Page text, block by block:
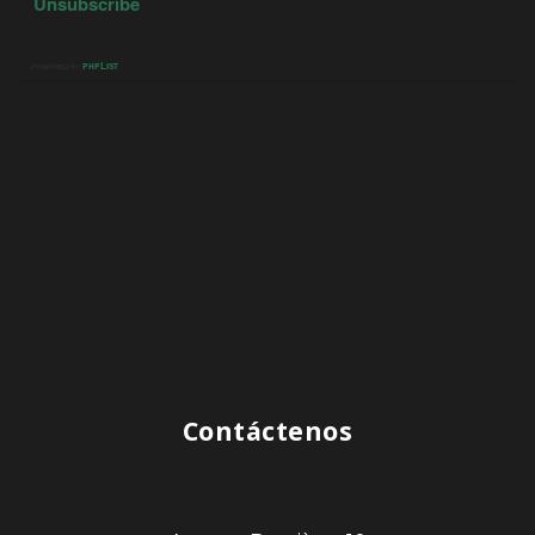
Contáctenos